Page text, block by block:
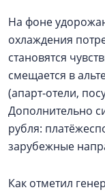
На фоне
охлаждения
становятся
смещается в
(апарт‑отели,
Дополнительно
рубля:
зарубежные
Как отметил